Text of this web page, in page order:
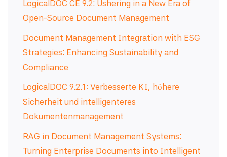
LogicalDOC CE 9.2: Ushering in a New Era of
Open-Source Document Management
Document Management Integration with ESG
Strategies: Enhancing Sustainability and
Compliance
LogicalDOC 9.2.1: Verbesserte KI, höhere
Sicherheit und intelligenteres
Dokumentenmanagement
RAG in Document Management Systems:
Turning Enterprise Documents into Intelligent